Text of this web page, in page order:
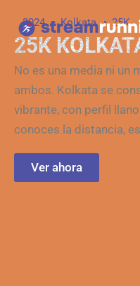
contenido
2024 Kolkata 25K
25K
No es una media ni un
ambos. Kolkata se
vibrante, con perfil
conoces la distancia,
Ver ahora